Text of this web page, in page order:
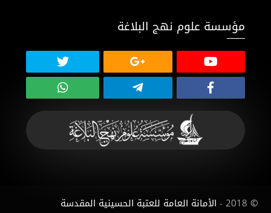
مؤسسة علوم نهج البلاغة
© 2018 - الأمانة العامة للعتبة الحسينية المقدسة